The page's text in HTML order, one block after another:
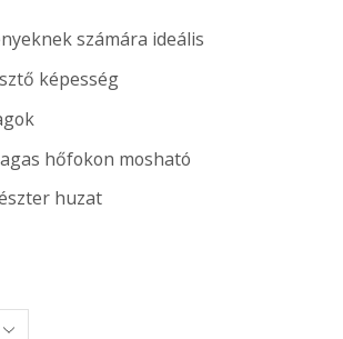
számára ideális
képesség
hőfokon mosható
huzat